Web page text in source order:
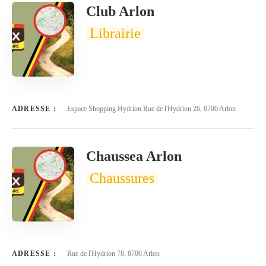
Club Arlon
Librairie
ADRESSE : Espace Shopping Hydrion Rue de l'Hydrion 26, 6700 Arlon
Chaussea Arlon
Chaussures
ADRESSE : Rue de l'Hydrion 78, 6700 Arlon